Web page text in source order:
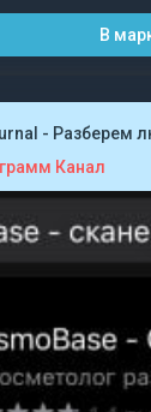
В
- Разберем
Канал